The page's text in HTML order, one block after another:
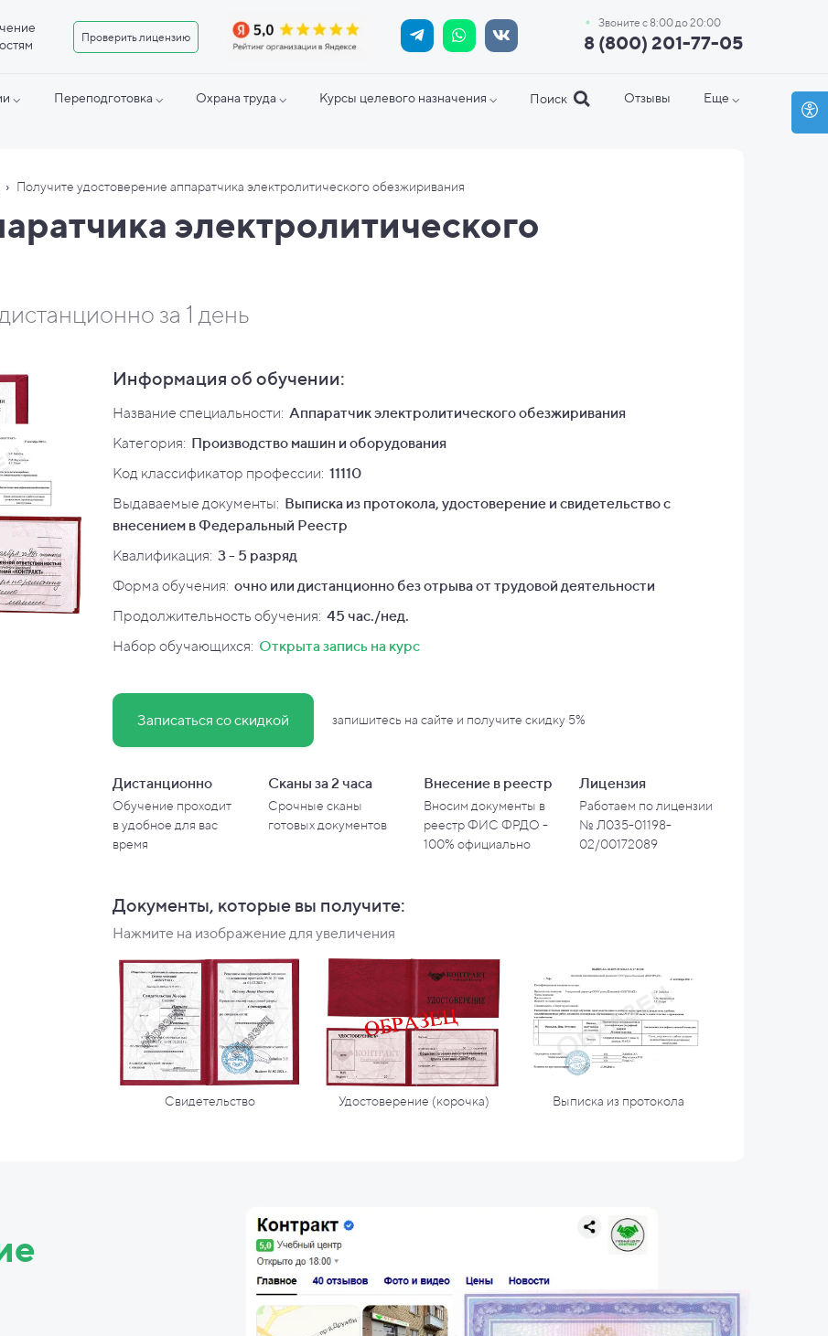
8 (800) 201-77-05
Проверить лицензию
Звоните с 8:00 до 20:00
⌵ Переподготовка ⌵ Охрана труда ⌵ Курсы целевого назначения ⌵ Поиск Отзывы Еще ⌵
› Получите удостоверение аппаратчика электролитического обезжиривания
электролитического
за 1 день
Информация об обучении:
Название специальности: Аппаратчик электролитического обезжиривания
Категория: Производство машин и оборудования
Код классификатор профессии: 11110
Выдаваемые документы: Выписка из протокола, удостоверение и свидетельство с
внесением в Федеральный Реестр
Квалификация: 3 - 5 разряд
Форма обучения: очно или дистанционно без отрыва от трудовой деятельности
Продолжительность обучения: 45 час./нед.
Набор обучающихся: Открыта запись на курс
Записаться со скидкой запишитесь на сайте и получите скидку 5%
Дистанционно
Обучение проходит
вудобное для вас
время
Сканы за 2 часа
Срочные сканы
готовых документов
Внесение в реестр
Вносим документы в
реестр ФИС ФРДО -
100% официально
Лицензия
Работаем по лицензии
№ Л035-01198-
02/00172089
Документы, которые вы получите:
Нажмите на изображение для увеличения
Свидетельство Удостоверение (корочка) Выписка из протокола